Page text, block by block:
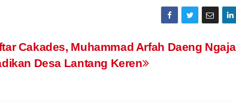
Cakades, Muhammad Arfah Daeng
Desa Lantang Keren